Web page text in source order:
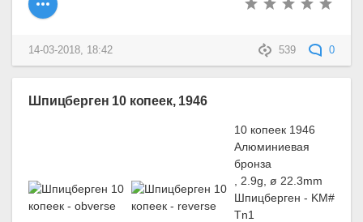
539 0
14-03-2018, 18:42
Шпицберген 10 копеек, 1946
10 копеек 1946
Алюминиевая
бронза
, 2.9g, ø 22.3mm
Шпицберген - KM#
Tn1